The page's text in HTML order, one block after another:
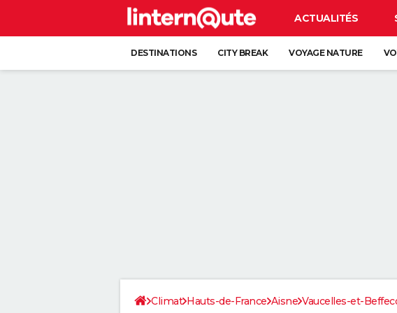
ACTUALITÉS
DESTINATIONS CITY BREAK VOYAGE NATURE
Climat Hauts-de-France Aisne Vaucelles-et-